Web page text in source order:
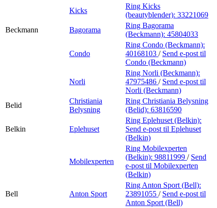
Kicks
Ring Kicks
(beautyblender): 33221069
Beckmann
Bagorama
Ring Bagorama
(Beckmann): 45804033
Condo
Ring Condo (Beckmann):
40168103 / Send e-post til
Condo (Beckmann)
Norli
Ring Norli (Beckmann):
47975486 / Send e-post til
Norli (Beckmann)
Belid
Christiania
Belysning
Ring Christiania Belysning
(Belid): 63816590
Belkin Eplehuset
Ring Eplehuset (Belkin):
Send e-post til Eplehuset
(Belkin)
Mobilexperten
Ring Mobilexperten
(Belkin): 98811999 / Send
e-post til Mobilexperten
(Belkin)
Bell Anton Sport
Ring Anton Sport (Bell):
23891055 / Send e-post til
Anton Sport (Bell)